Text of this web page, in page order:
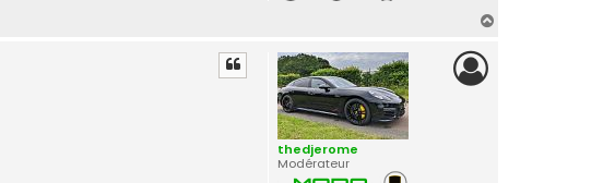
thedjerome
Modérateur